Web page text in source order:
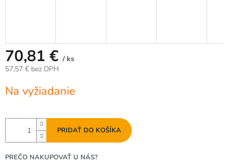
70,81 € / ks
57,57 € bez DPH
cena:
Na vyžiadanie
PRIDAŤ DO KOŠÍKA
PREČO NAKUPOVAŤ U NÁS?